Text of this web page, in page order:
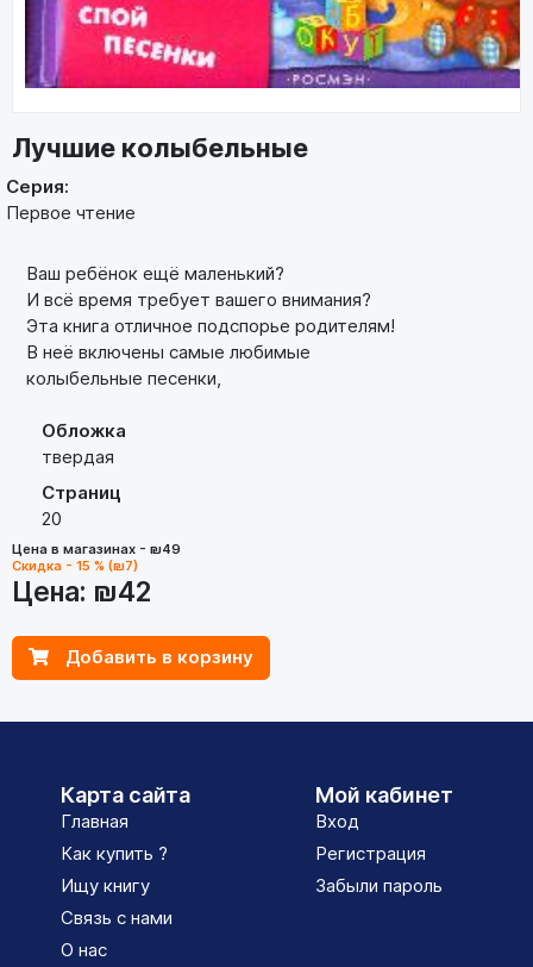
Лучшие колыбельные
Серия:
Первое чтение
Ваш ребёнок ещё маленький?
И всё время требует вашего внимания?
Эта книга отличное подспорье родителям!
В неё включены самые любимые
колыбельные песенки,
Обложка
твердая
Страниц
20
Цена в магазинах - ₪49
Скидка - 15 % (₪7)
Цена: ₪42
Добавить в корзину
Карта сайта
Главная
Как купить ?
Ищу книгу
Связь с нами
О нас
Мой кабинет
Вход
Регистрация
Забыли пароль